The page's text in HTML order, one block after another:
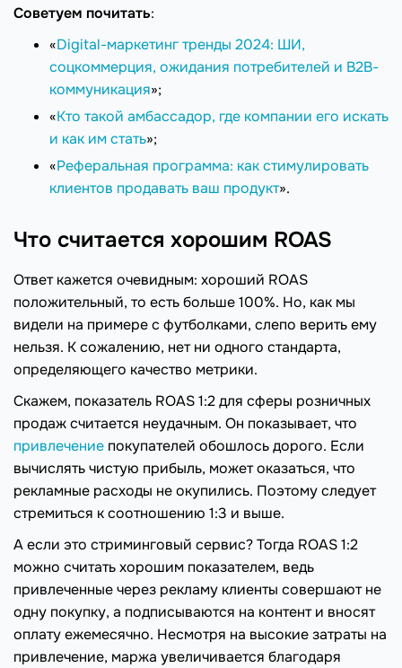
Советуем почитать:
«Digital-маркетинг тренды 2024: ШИ,
соцкоммерция, ожидания потребителей и В2В-
коммуникация»;
«Кто такой амбассадор, где компании его искать
и как им стать»;
«Реферальная программа: как стимулировать
клиентов продавать ваш продукт».
Что считается хорошим ROAS
Ответ кажется очевидным: хороший ROAS
положительный, то есть больше 100%. Но, как мы
видели на примере с футболками, слепо верить ему
нельзя. К сожалению, нет ни одного стандарта,
определяющего качество метрики.
Скажем, показатель ROAS 1:2 для сферы розничных
продаж считается неудачным. Он показывает, что
привлечение покупателей обошлось дорого. Если
вычислять чистую прибыль, может оказаться, что
рекламные расходы не окупились. Поэтому следует
стремиться к соотношению 1:3 и выше.
А если это стриминговый сервис? Тогда ROAS 1:2
можно считать хорошим показателем, ведь
привлеченные через рекламу клиенты совершают не
одну покупку, а подписываются на контент и вносят
оплату ежемесячно. Несмотря на высокие затраты на
привлечение, маржа увеличивается благодаря